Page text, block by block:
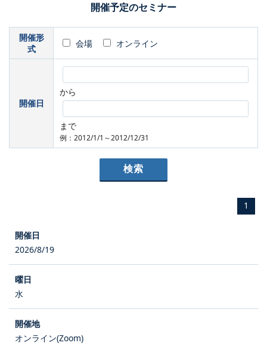
開催予定のセミナー
開催形
式
会場 オンライン
開催日
から
まで
例：2012/1/1～2012/12/31
1
2026/8/19
水
オンライン(Zoom)